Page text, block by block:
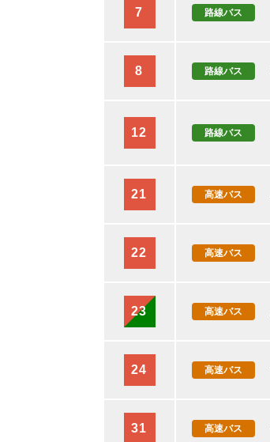
7 路線バス
8 路線バス
12 路線バス
21 高速バス
22 高速バス
23 高速バス
24 高速バス
31 高速バス